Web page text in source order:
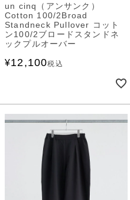
un cinq（アンサンク）
Cotton 100/2Broad
Standneck Pullover コット
ン100/2ブロードスタンドネ
ックプルオーバー
¥12,100税込